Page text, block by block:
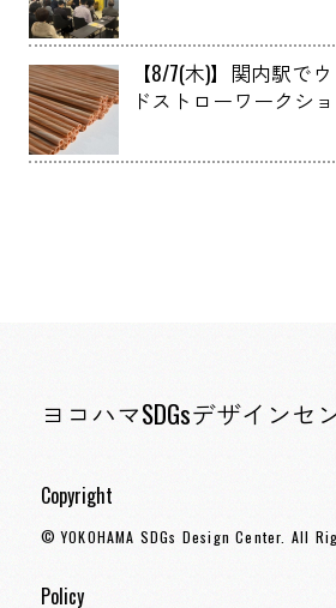
『供給する都市』へ
なとみらいサーキュラ
エコノミー会議2025
【8/7(木)】関内駅でウ
ドストローワークシ
ヨコハマSDGsデザインセ
Copyright
© YOKOHAMA SDGs Design Center. All
Policy